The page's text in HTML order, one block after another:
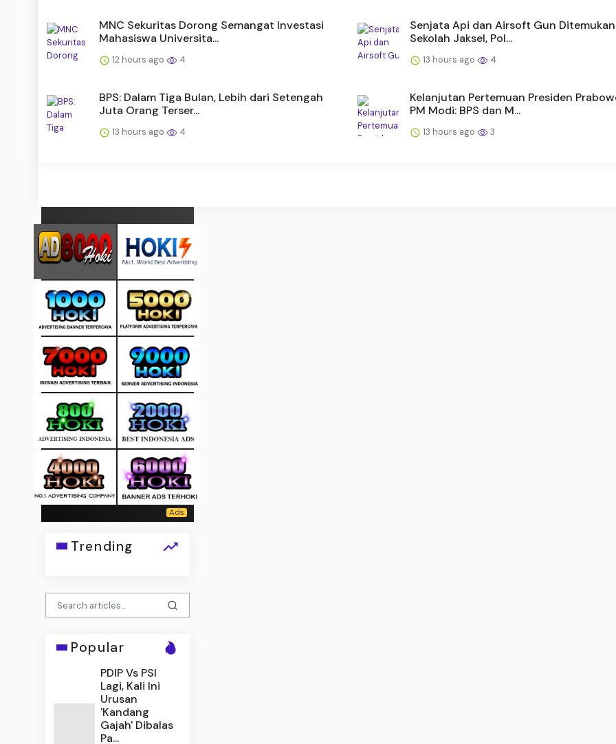
MNC Sekuritas Dorong Semangat Investasi
Mahasiswa Universita...
12 hours ago 4
Senjata Api dan Airsoft Gun
Sekolah Jaksel, Pol...
13 hours ago 4
BPS: Dalam Tiga Bulan, Lebih dari Setengah
Juta Orang Terser...
13 hours ago 4
Kelanjutan Pertemuan Presiden
PM Modi: BPS dan M...
13 hours ago 3
Trending
Popular
PDIP Vs PSI
Lagi, Kali Ini
Urusan
'Kandang
Gajah' Dibalas
Pa...